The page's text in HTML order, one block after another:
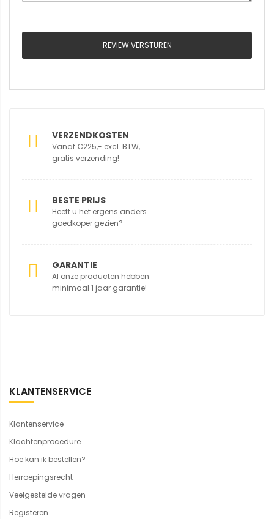
REVIEW VERSTUREN
VERZENDKOSTEN
Vanaf €225,- excl. BTW,
gratis verzending!
BESTE PRIJS
Heeft u het ergens anders
goedkoper gezien?
GARANTIE
Al onze producten hebben
minimaal 1 jaar garantie!
KLANTENSERVICE
Klantenservice
Klachtenprocedure
Hoe kan ik bestellen?
Herroepingsrecht
Veelgestelde vragen
Registeren